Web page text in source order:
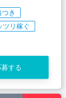
き
ツリ稼ぐ
募する